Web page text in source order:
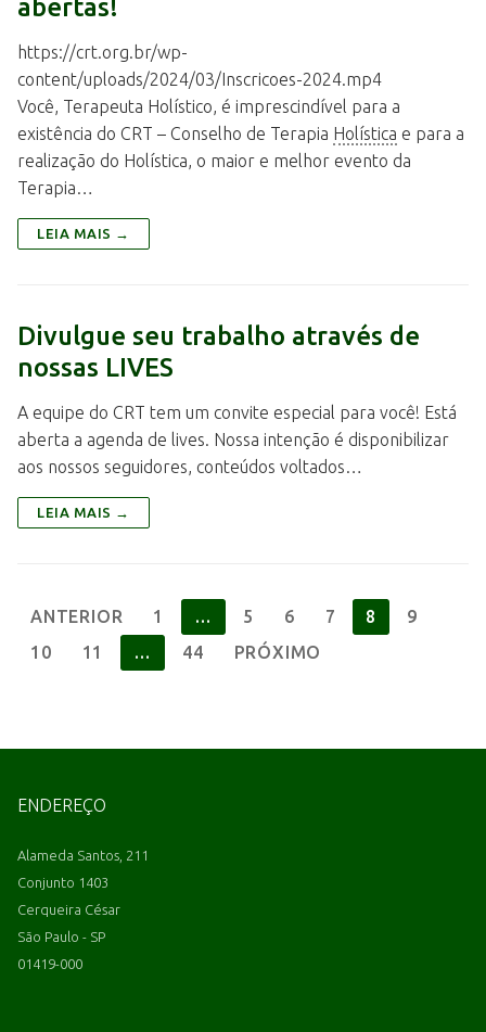
abertas!
https://crt.org.br/wp-
content/uploads/2024/03/Inscricoes-2024.mp4
Você, Terapeuta Holístico, é imprescindível para a
existência do CRT – Conselho de Terapia Holística e para a
realização do Holística, o maior e melhor evento da
Terapia…
LEIA MAIS →
Divulgue seu trabalho através de
nossas LIVES
A equipe do CRT tem um convite especial para você! Está
aberta a agenda de lives. Nossa intenção é disponibilizar
aos nossos seguidores, conteúdos voltados…
LEIA MAIS →
ANTERIOR 1 … 5 6 7 8
9
10
11 … 44 PRÓXIMO
ENDEREÇO
Alameda Santos, 211
Conjunto 1403
Cerqueira César
São Paulo - SP
01419-000